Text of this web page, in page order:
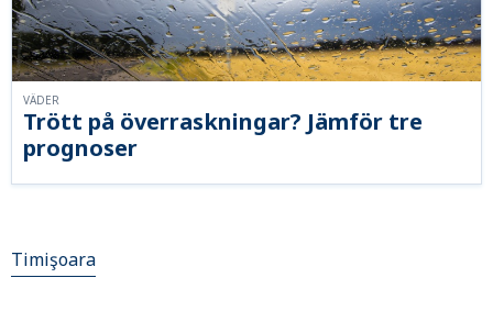
Trött på överraskningar? Jämför tre
prognoser
VÄDER
Timişoara